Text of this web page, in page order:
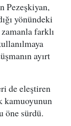
Pezeşkiyan,
yönündeki
farklı
ayırt
de eleştiren
kamuoyunun
öne sürdü.